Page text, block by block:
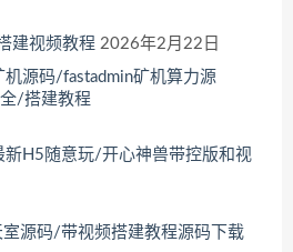
建视频教程 2026年2月22日
源码/fastadmin矿机算力源
/搭建教程
H5随意玩/开心神兽带控版和视
源码/带视频搭建教程源码下载